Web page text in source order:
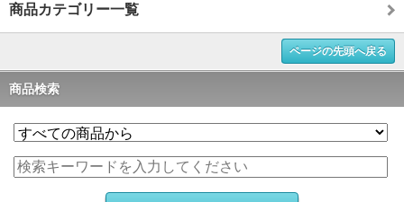
商品カテゴリー一覧
ページの先頭へ戻る
商品検索